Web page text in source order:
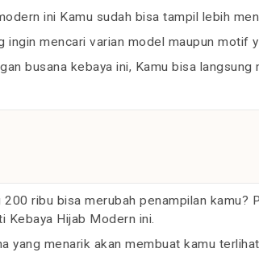
ini Kamu sudah bisa tampil lebih
ingin mencari varian model maupun motif
busana kebaya ini, Kamu bisa
200 ribu bisa merubah penampilan
Kebaya Hijab Modern ini.
yang menarik akan membuat kamu